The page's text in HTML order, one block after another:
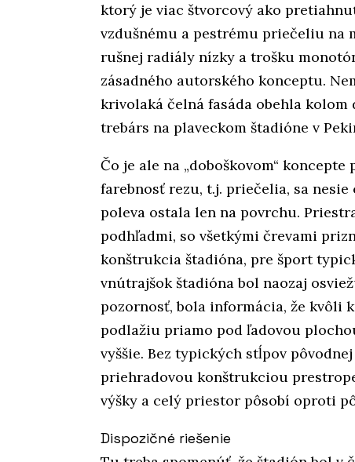
ktorý je viac štvorcový ako
vzdušnému a pestrému priečeliu na
rušnej radiály nízky a trošku
zásadného autorského konceptu.
krivolaká čelná fasáda obehla
trebárs na plaveckom štadióne v
Čo je ale na „doboškovom“
farebnosť rezu, t.j. priečelia, sa
poleva ostala len na povrchu.
podhľadmi, so všetkými črevami
konštrukcia štadióna, pre šport
vnútrajšok štadióna bol naozaj
pozornosť, bola informácia, že kvôli
podlažiu priamo pod ľadovou
vyššie. Bez typických stĺpov
priehradovou konštrukciou
výšky a celý priestor pôsobí oproti
Dispozičné riešenie